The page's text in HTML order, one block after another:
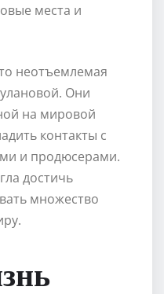
места и
неотъемлемая
Они
на мировой
контакты с
и продюсерами.
достичь
множество